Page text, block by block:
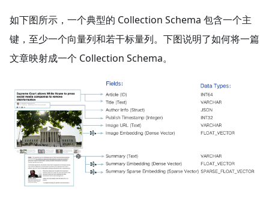
如下图所示，一个典型的 Collection Schema 包含一个主
键，至少一个向量列和若干标量列。下图说明了如何将一篇
文章映射成一个 Collection Schema。